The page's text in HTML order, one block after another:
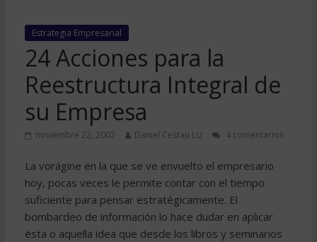
Estrategia Empresarial
24 Acciones para la
Reestructura Integral de
su Empresa
noviembre 22, 2002 Daniel Cestau Liz 4 comentarios
La vorágine en la que se ve envuelto el empresario
hoy, pocas veces le permite contar con el tiempo
suficiente para pensar estratégicamente. El
bombardeo de información lo hace dudar en aplicar
ésta o aquella idea que desde los libros y seminarios